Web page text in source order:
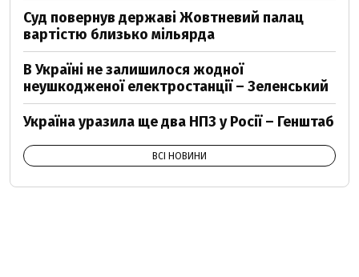
Суд повернув державі Жовтневий палац
вартістю близько мільярда
В Україні не залишилося жодної
неушкодженої електростанції – Зеленський
Україна уразила ще два НПЗ у Росії – Генштаб
ВСІ НОВИНИ